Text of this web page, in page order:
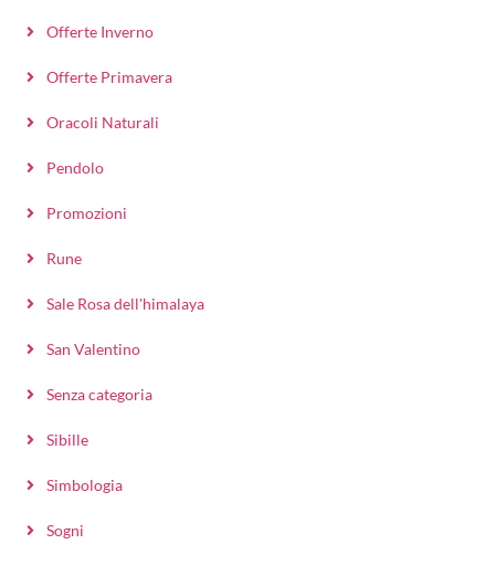
Offerte Inverno
Offerte Primavera
Oracoli Naturali
Pendolo
Promozioni
Rune
Sale Rosa dell'himalaya
San Valentino
Senza categoria
Sibille
Simbologia
Sogni